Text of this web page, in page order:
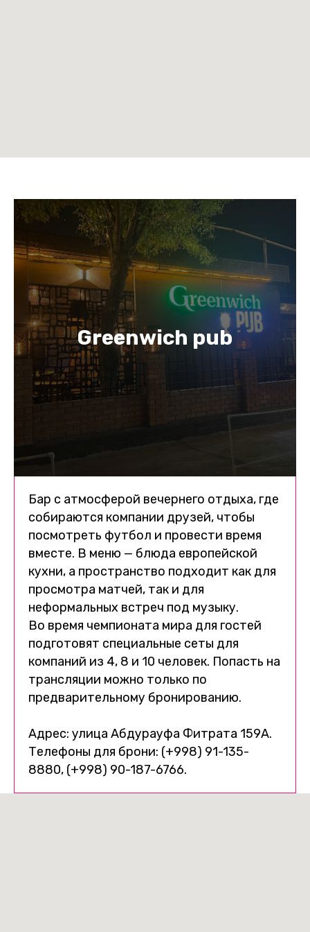
Greenwich pub
Бар с атмосферой вечернего отдыха, где
собираются компании друзей, чтобы
посмотреть футбол и провести время
вместе. В меню — блюда европейской
кухни, а пространство подходит как для
просмотра матчей, так и для
неформальных встреч под музыку.
Во время чемпионата мира для гостей
подготовят специальные сеты для
компаний из 4, 8 и 10 человек. Попасть на
трансляции можно только по
предварительному бронированию.
Адрес: улица Абдурауфа Фитрата 159А.
Телефоны для брони: (+998) 91-135-
8880, (+998) 90-187-6766.